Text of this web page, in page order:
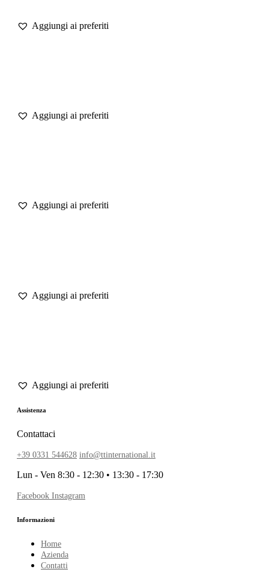
Assistenza
Contattaci
+39 0331 544628 info@ttinternational.it
Lun - Ven 8:30 - 12:30 • 13:30 - 17:30
Facebook Instagram
Informazioni
Home
Azienda
Contatti